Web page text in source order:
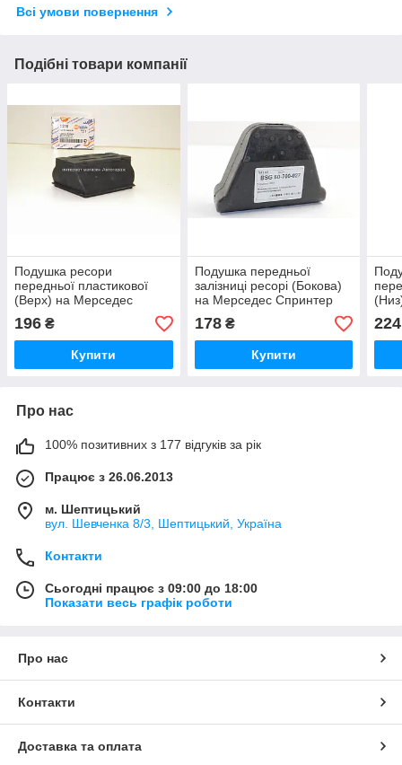
Всі умови повернення
Подібні товари компанії
Подушка ресори
передньої пластикової
(Верх) на Мерседес
Спринтер 216-416 95-06
AUTOTECHTEILE
(Німеччина) A3276
196 ₴
Купити
Подушка передньої
залізниці ресорі (Бокова)
на Мерседес Спринтер
216-416 95-06 BSG
(Туреччина) BSG60700027
178₴
Купити
224
Про нас
100% позитивних з 177 відгуків за рік
Працює з 26.06.2013
м. Шептицький
вул. Шевченка 8/3, Шептицький, Україна
Контакти
Сьогодні працює з 09:00 до 18:00
Показати весь графік роботи
Про нас
Контакти
Доставка та оплата